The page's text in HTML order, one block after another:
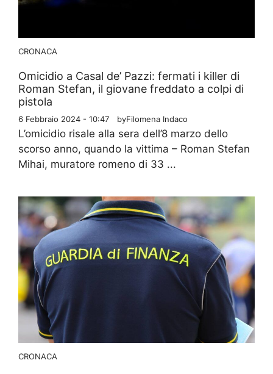
CRONACA
Omicidio a Casal de’ Pazzi: fermati i killer di
Roman Stefan, il giovane freddato a colpi di
pistola
6 Febbraio 2024 - 10:47 byFilomena Indaco
L’omicidio risale alla sera dell’8 marzo dello
scorso anno, quando la vittima – Roman Stefan
Mihai, muratore romeno di 33 ...
CRONACA